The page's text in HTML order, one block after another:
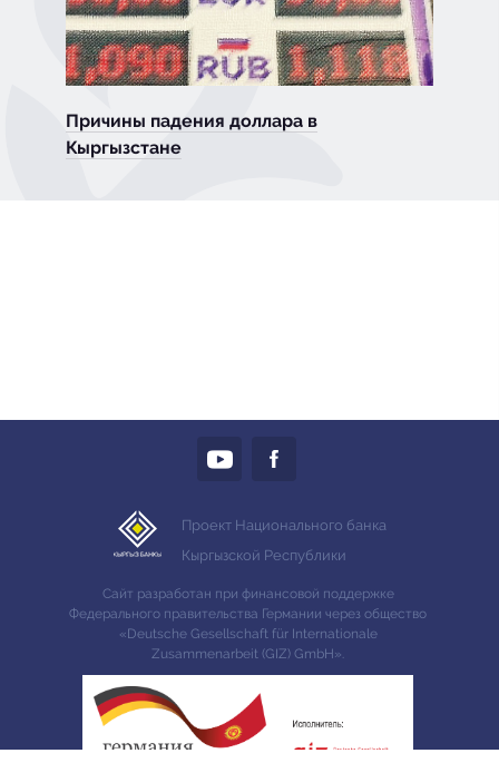
Причины падения доллара в
Кыргызстане
Проект Национального банка
Кыргызской Республики
Сайт разработан при финансовой поддержке
Федерального правительства Германии через общество
«Deutsche Gesellschaft für Internationale
Zusammenarbeit (GIZ) GmbH».